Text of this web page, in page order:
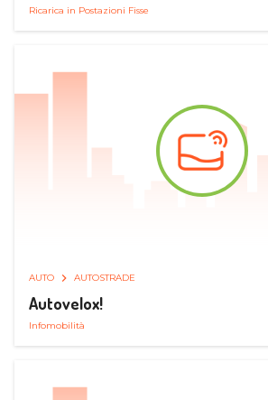
Ricarica in Postazioni Fisse
AUTO AUTOSTRADE
Autovelox!
Infomobilità